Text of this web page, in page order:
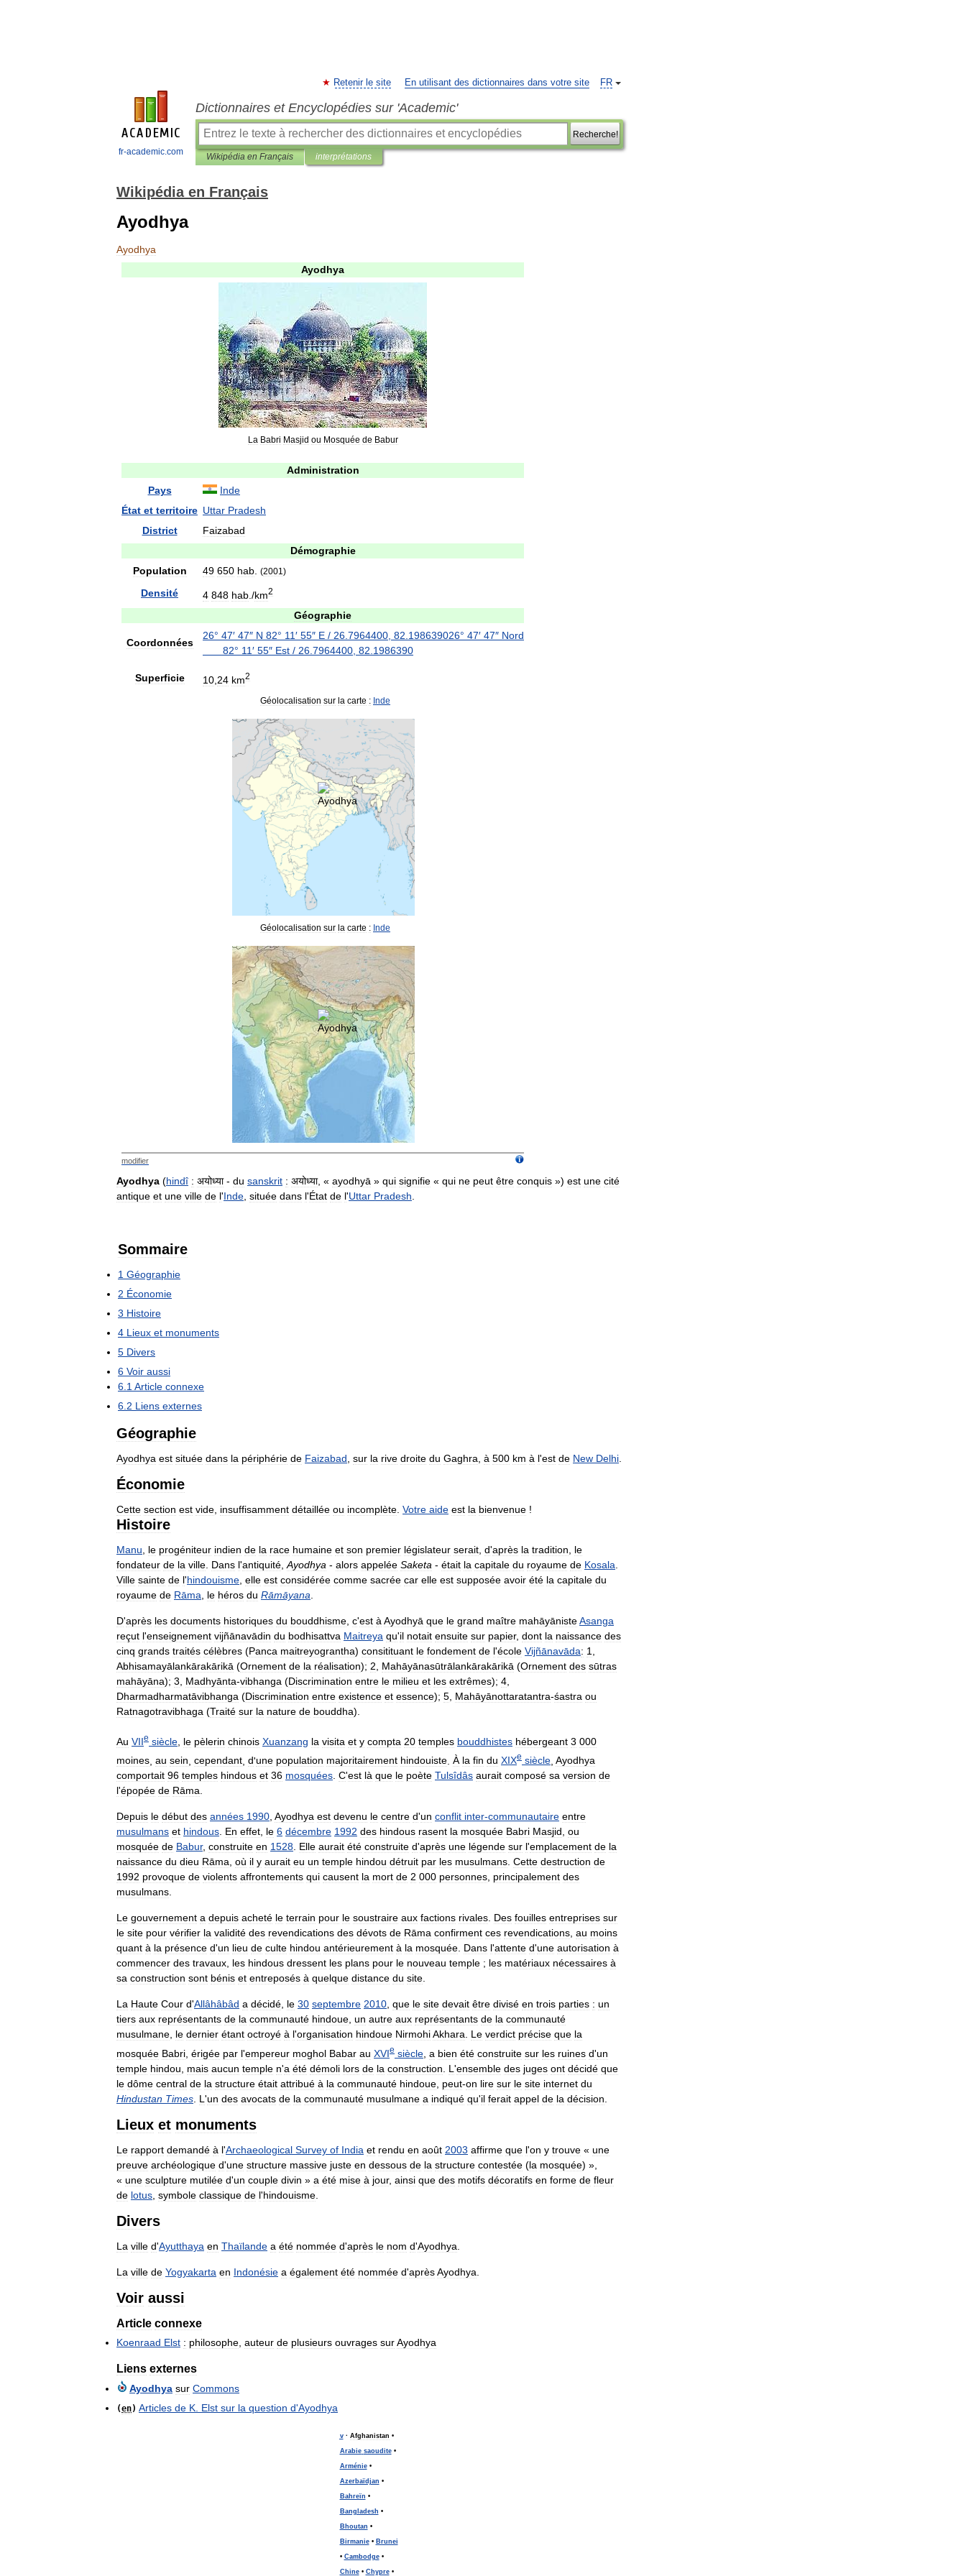
fr-academic.com
FR
Retenir le site En utilisant des dictionnaires dans votre site
Dictionnaires et Encyclopédies sur 'Academic'
Recherche!
Wikipédia en Français interprétations
Wikipédia en Français
Ayodhya
Ayodhya
Ayodhya
La Babri Masjid ou Mosquée de Babur
Administration
Pays
Inde
État et territoire Uttar Pradesh
District
Faizabad
Démographie
Population
49 650 hab (2001 )
Densité 4 848 hab ./km2
Géographie
Coordonnées
26° 47′ 47″ N 82° 11′ 55″ E / 26 7964400 82 198639026° 47′ 47″ Nord
82° 11′ 55″ Est / 26 7964400 82 1986390
Superficie 10 24 km2
Géolocalisation sur la carte : Inde
Géolocalisation sur la carte : Inde
modifier
Ayodhya (hindî : अयोध्या- du sanskrit : अयोध्या, « ayodhyā » qui signifie « qui ne peut être conquis ») est une cité
antique et une ville de l'Inde située dans l'État de l'Uttar Pradesh
Sommaire
1 Géographie
2 Économie
3 Histoire
4 Lieux et monuments
5 Divers
6 Voir aussi
6 1 Article connexe
6 2 Liens externes
Géographie
Ayodhya est située dans la périphérie de Faizabad sur la rive droite du Gaghra à 500 km à l'est de New Delhi
Économie
Cette section est vide insuffisamment détaillée ou incomplète Votre aide est la bienvenue !
Histoire
Manu le progéniteur indien de la race humaine et son premier législateur serait d'après la tradition
le
fondateur de la ville Dans l'antiquité Ayodhya - alors appelée Saketa - était la capitale du royaume de Kosala
Ville sainte de l'hindouisme elle est considérée comme sacrée car elle est supposée avoir été la capitale du
royaume de Rāma le héros du Rāmāyana
D'après les documents historiques du bouddhisme c'est à Ayodhyā que le grand maître mahāyānisteAsanga
reçut l'enseignement vijñānavādin du bodhisattva Maitreya qu'il notait ensuite sur papier, dont la naissance des
cinq grands traités célèbres (Panca maitreyograntha) consitituant le fondement de l'école Vijñānavāda: 1
Abhisamayālankārakārikā (Ornement de la réalisation); 2 Mahāyānasūtrālankārakārikā (Ornement des sūtras
mahāyāna); 3 Madhyānta-vibhanga (Discrimination entre le milieu et les extrêmes); 4
Dharmadharmatāvibhanga (Discrimination entre existence et essence); 5 Mahāyānottaratantra-śastra ou
Ratnagotravibhaga (Traité sur la nature de bouddha).
Au VIIe siècle le pèlerin chinois Xuanzang la visita et y compta 20 temples bouddhistes hébergeant 3 000
moines au sein cependant d'une population majoritairement hindouiste À la fin du XIXe siècle Ayodhya
comportait 96 temples hindous et 36 mosquées. C'est là que le poète Tulsîdâs aurait composé sa version de
l'épopée de Rāma.
Depuis le début des années 1990, Ayodhya est devenu le centre d'un conflit inter-communautaire entre
musulmans et hindous. En effet, le 6 décembre 1992 des hindous rasent la mosquée Babri Masjid, ou
mosquée de Babur, construite en 1528. Elle aurait été construite d'après une légende sur l'emplacement de la
naissance du dieu Rāma, où il y aurait eu un temple hindou détruit par les musulmans. Cette destruction de
1992 provoque de violents affrontements qui causent la mort de 2 000 personnes, principalement des
musulmans.
Le gouvernement a depuis acheté le terrain pour le soustraire aux factions rivales. Des fouilles entreprises sur
le site pour vérifier la validité des revendications des dévots de Rāma confirment ces revendications, au moins
quant à la présence d'un lieu de culte hindou antérieurement à la mosquée. Dans l'attente d'une autorisation à
commencer des travaux, les hindous dressent les plans pour le nouveau temple ; les matériaux nécessaires à
sa construction sont bénis et entreposés à quelque distance du site.
La Haute Cour d'Allâhâbâd a décidé, le 30 septembre 2010, que le site devait être divisé en trois parties : un
tiers aux représentants de la communauté hindoue, un autre aux représentants de la communauté
musulmane, le dernier étant octroyé à l'organisation hindoue NirmohiAkhara. Le verdict précise que la
mosquée Babri érigée par l'empereur moghol Babar au XVIe siècle a bien été construite sur les ruines d'un
temple hindou mais aucun temple n'a été démoli lors de la construction L 'ensemble des juges ont décidé que
le dôme central de la structure était attribué à la communauté hindoue peut-on lire sur le site internet du
Hindustan Times L 'un des avocats de la communauté musulmane a indiqué qu'il ferait appel de la décision
Lieux et monuments
Le rapport demandé à l'Archaeological Survey of India et rendu en août 2003 affirme que l'on y trouve « une
preuve archéologique d'une structure massive juste en dessous de la structure contestée (la mosquée) »,
« une sculpture mutilée d'un couple divin » a été mise à jour, ainsi que des motifs décoratifs en forme de fleur
de lotus symbole classique de l'hindouisme
Divers
La ville d'Ayutthaya en Thaïlande a été nommée d'après le nom d'Ayodhya
La ville de Yogyakarta en Indonésie a également été nommée d'aprèsAyodhya
Voir aussi
Article connexe
Koenraad Elst : philosophe auteur de plusieurs ouvrages surAyodhya
Liens externes
Ayodhya sur Commons
(en) Articles de K Elst sur la question d'Ayodhya
v· Afghanistan •
Arabie saoudite•
Arménie•
Azerbaïdjan •
Bahreïn •
Bangladesh •
Bhoutan •
Birmanie• Brunei
• Cambodge•
Chine• Chypre•